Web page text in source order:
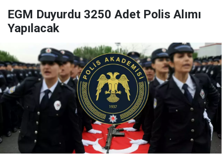
EGM Duyurdu 3250 Adet Polis Alımı
Yapılacak